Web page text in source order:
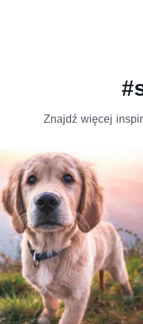
Znajdź więcej